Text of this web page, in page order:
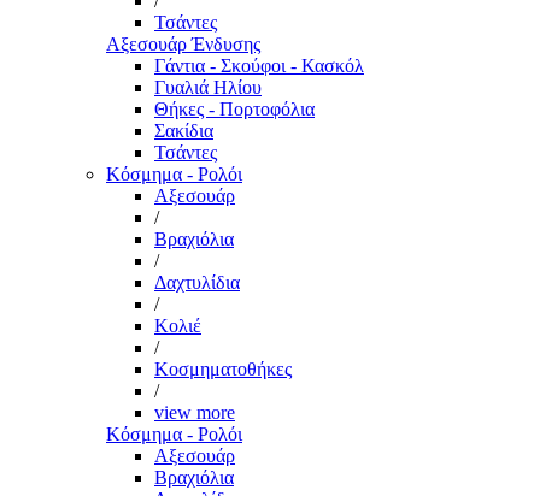
Τσάντες
Αξεσουάρ Ένδυσης
Γάντια - Σκούφοι - Κασκόλ
Γυαλιά Ηλίου
Θήκες - Πορτοφόλια
Σακίδια
Τσάντες
Κόσμημα - Ρολόι
Αξεσουάρ
/
Βραχιόλια
/
Δαχτυλίδια
/
Κολιέ
/
Κοσμηματοθήκες
/
view more
Κόσμημα - Ρολόι
Αξεσουάρ
Βραχιόλια